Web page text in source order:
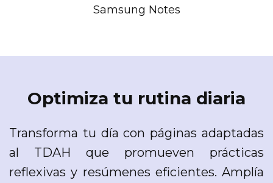
Samsung Notes
Optimiza tu rutina diaria
Transforma tu día con páginas adaptadas
al TDAH que promueven prácticas
reflexivas y resúmenes eficientes. Amplía